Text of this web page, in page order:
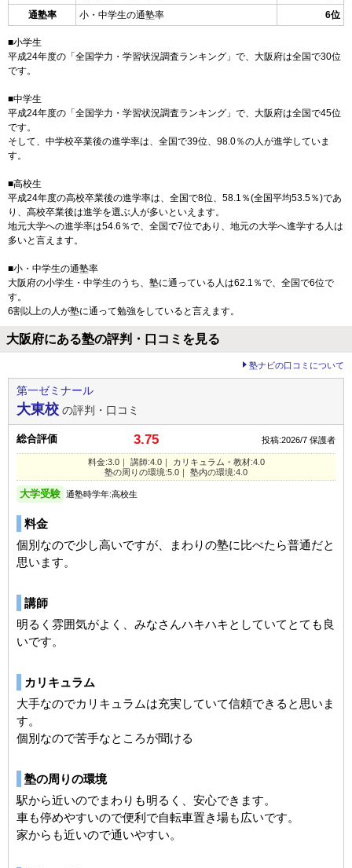
通塾率
小・中学生の通塾率 6位
■小学生
平成24年度の「全国学力・学習状況調査ランキング」で、大阪府は全国で30位
です。
■中学生
平成24年度の「全国学力・学習状況調査ランキング」で、大阪府は全国で45位
です。
そして、中学校卒業後の進学率は、全国で39位、98.0％の人が進学していま
す。
■高校生
平成24年度の高校卒業後の進学率は、全国で8位、58.1％(全国平均53.5％)であ
り、高校卒業後は進学を選ぶ人が多いといえます。
地元大学への進学率は54.6％で、全国で7位であり、地元の大学へ進学する人は
多いと言えます。
■小・中学生の通塾率
大阪府の小学生・中学生のうち、塾に通っている人は62.1％で、全国で6位で
す。
6割以上の人が塾に通って勉強をしていると言えます。
大阪府にある塾の評判・口コミを見る
塾ナビの口コミについて
第一ゼミナール
大東校 の評判・口コミ
総合評価 3.75 投稿:2026/7 保護者
料金:3.0｜ 講師:4.0｜ カリキュラム・教材:4.0
塾の周りの環境:5.0｜ 塾内の環境:4.0
大学受験 通塾時学年:高校生
料金
個別なので少し高いですが、まわりの塾に比べたら普通だと
思います。
講師
明るく雰囲気がよく、みなさんハキハキとしていてとても良
いです。
カリキュラム
大手なのでカリキュラムは充実していて信頼できると思いま
す。
個別なので苦手なところが聞ける
塾の周りの環境
駅から近いのでまわりも明るく、安心できます。
車も停めやすいので便利で自転車置き場も広いです。
家からも近いので通いやすい。